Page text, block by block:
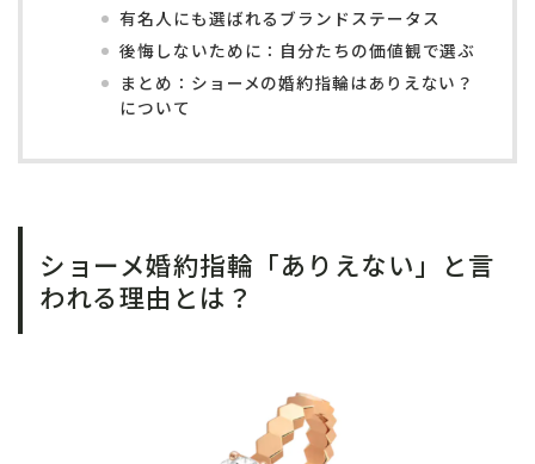
有名人にも選ばれるブランドステータス
後悔しないために：自分たちの価値観で選ぶ
まとめ：ショーメの婚約指輪はありえない？
について
ショーメ婚約指輪「ありえない」と言
われる理由とは？